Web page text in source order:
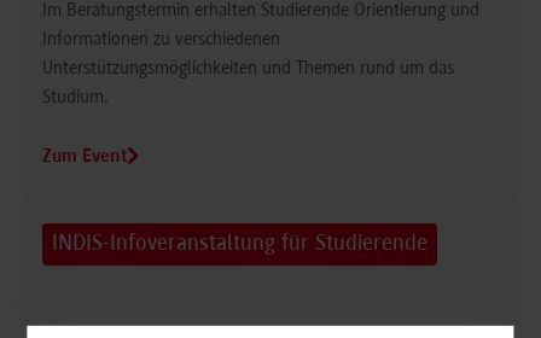
Im Beratungstermin erhalten Studierende Orientierung und
Informationen zu verschiedenen
Unterstützungsmöglichkeiten und Themen rund um das
Studium.
Zum Event
INDIS-Infoveranstaltung für Studierende